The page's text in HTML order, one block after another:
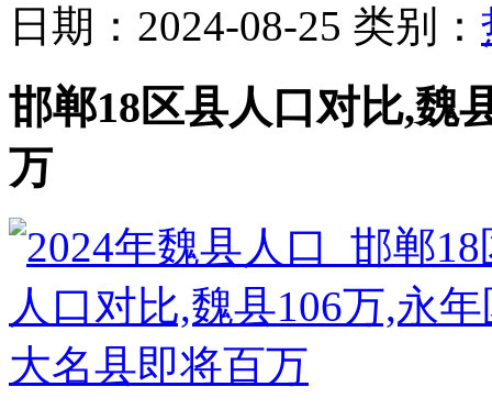
日期：2024-08-25 类别：
邯郸18区县人口对比,魏
万